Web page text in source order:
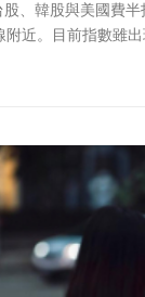
、韓股與美國費
附近。目前指數雖
能否逐步回溫，才